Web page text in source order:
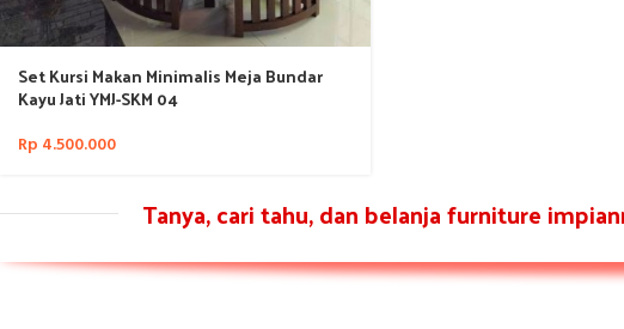
Set Kursi Makan Minimalis Meja Bundar
Kayu Jati YMJ-SKM 04
Rp 4.500.000
Tanya, cari tahu, dan belanja furniture